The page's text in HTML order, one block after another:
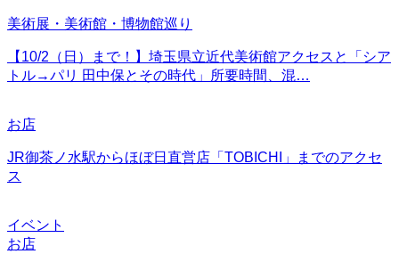
美術展・美術館・博物館巡り
【10/2（日）まで！】埼玉県立近代美術館アクセスと「シア
トル→パリ 田中保とその時代」所要時間、混…
お店
JR御茶ノ水駅からほぼ日直営店「TOBICHI」までのアクセ
ス
イベント
お店